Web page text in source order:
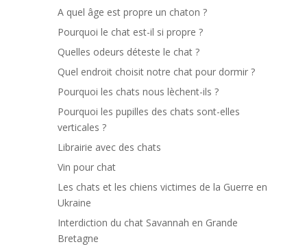
A quel âge est propre un chaton ?
Pourquoi le chat est-il si propre ?
Quelles odeurs déteste le chat ?
Quel endroit choisit notre chat pour dormir ?
Pourquoi les chats nous lèchent-ils ?
Pourquoi les pupilles des chats sont-elles
verticales ?
Librairie avec des chats
Vin pour chat
Les chats et les chiens victimes de la Guerre en
Ukraine
Interdiction du chat Savannah en Grande
Bretagne